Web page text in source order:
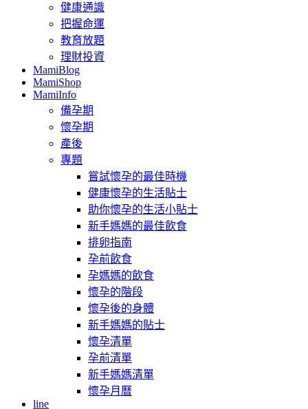
健康通識
把握命運
教育放題
理財投資
MamiBlog
MamiShop
MamiInfo
備孕期
懷孕期
產後
專題
嘗試懷孕的最佳時機
健康懷孕的生活貼士
助你懷孕的生活小貼士
新手媽媽的最佳飲食
排卵指南
孕前飲食
孕媽媽的飲食
懷孕的階段
懷孕後的身體
新手媽媽的貼士
懷孕清單
孕前清單
新手媽媽清單
懷孕月曆
line